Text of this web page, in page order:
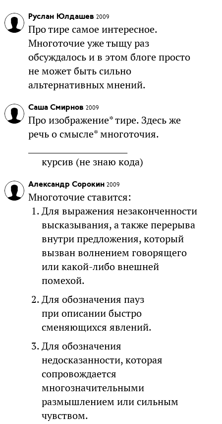
Руслан Юлдашев 2009
Про тире самое интересное.
Многоточие уже тыщу раз
обсуждалось и в этом блоге просто
не может быть сильно
альтернативных мнений.
Саша Смирнов 2009
Про изображение* тире. Здесь же
речь о смысле* многоточия.
курсив (не знаю кода)
Александр Сорокин 2009
Многоточие ставится:
Для выражения незаконченности
высказывания, а также перерыва
внутри предложения, который
вызван волнением говорящего
или какой-либо внешней
помехой.
Для обозначения пауз
при описании быстро
сменяющихся явлений.
Для обозначения
недосказанности, которая
сопровождается
многозначительными
размышлением или сильным
чувством.